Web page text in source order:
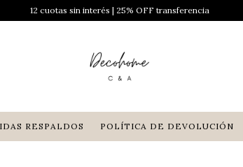
12 cuotas sin interés | 25% OFF transferencia
RESPALDOS POLÍTICA DE DEVOLUCIÓN